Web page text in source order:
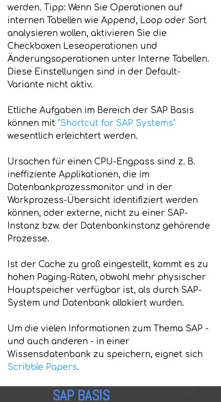
werden. Tipp: Wenn Sie Operationen auf
internen Tabellen wie Append, Loop oder Sort
analysieren wollen, aktivieren Sie die
Checkboxen Leseoperationen und
Änderungsoperationen unter Interne Tabellen.
Diese Einstellungen sind in der Default-
Variante nicht aktiv.
Etliche Aufgaben im Bereich der SAP Basis
können mit "Shortcut for SAP Systems"
wesentlich erleichtert werden.
Ursachen für einen CPU-Engpass sind z. B.
ineffiziente Applikationen, die im
Datenbankprozessmonitor und in der
Workprozess-Übersicht identifiziert werden
können, oder externe, nicht zu einer SAP-
Instanz bzw. der Datenbankinstanz gehörende
Prozesse.
Ist der Cache zu groß eingestellt, kommt es zu
hohen Paging-Raten, obwohl mehr physischer
Hauptspeicher verfügbar ist, als durch SAP-
System und Datenbank allokiert wurden.
Um die vielen Informationen zum Thema SAP -
und auch anderen - in einer
Wissensdatenbank zu speichern, eignet sich
Scribble Papers.
SAP BASIS